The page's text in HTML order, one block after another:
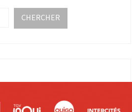
CHERCHER